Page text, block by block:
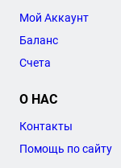
Мой Аккаунт
Баланс
Счета
О НАС
Контакты
Помощь по сайту